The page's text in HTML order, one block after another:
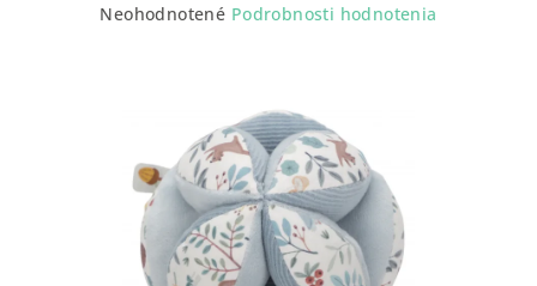
Neohodnotené Podrobnosti hodnotenia